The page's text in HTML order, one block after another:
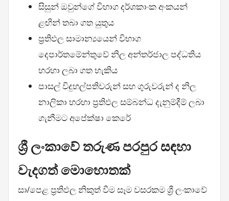
සිසුන් ඔවුන්ගේ විභාග දර්ශකාංක අංකයන්
ළඟින් තබා ගත යුතුය
ප්‍රතිඵල සාමාන්‍යයෙන් විභාග
දෙපාර්තමේන්තුවේ නිල අන්තර්ජාල පද්ධතිය
හරහා ලබා ගත හැකිය
පාසල් විදුහල්පතිවරුන් සහ ගුරුවරුන් ද නිල
නාලිකා හරහා ප්‍රතිඵල සම්බන්ධ දැනුම්දීම් ලබා
ගැනීමට අපේක්ෂා කෙරේ
ශ්‍රී ලංකාවේ තරුණ පරපුර සඳහා
වැදගත් මොහොතක්
සා/පෙළ ප්‍රතිඵල නිකුත් වීම සෑම වසරකම ශ්‍රී ලංකාවේ